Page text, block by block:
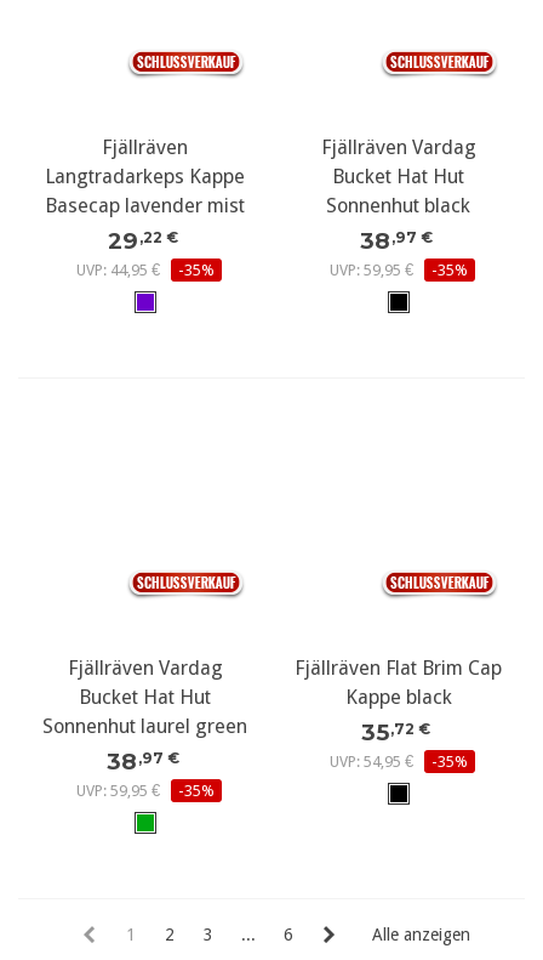
Fjällräven
Langtradarkeps Kappe
Basecap lavender mist
29 ,22 €
UVP: 44,95 €
-35%
Fjällräven Vardag
Bucket Hat Hut
Sonnenhut black
38 ,97 €
UVP: 59,95 €
-35%
Fjällräven Vardag
Bucket Hat Hut
Sonnenhut laurel green
38 ,97 €
UVP: 59,95 €
-35%
Fjällräven Flat Brim Cap
Kappe black
35,72 €
UVP: 54,95 €
-35%
1 2 3 ... 6 Alle anzeigen